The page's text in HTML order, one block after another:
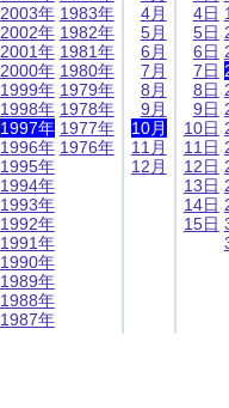
2003年
2002年
2001年
2000年
1999年
1998年
1997年
1996年
1995年
1994年
1993年
1992年
1991年
1990年
1989年
1988年
1987年
1983年
1982年
1981年
1980年
1979年
1978年
1977年
1976年
4月
5月
6月
7月
8月
9月
10月
11月
12月
4日
5日
6日
7日
8日
9日
10日
11日
12日
13日
14日
15日